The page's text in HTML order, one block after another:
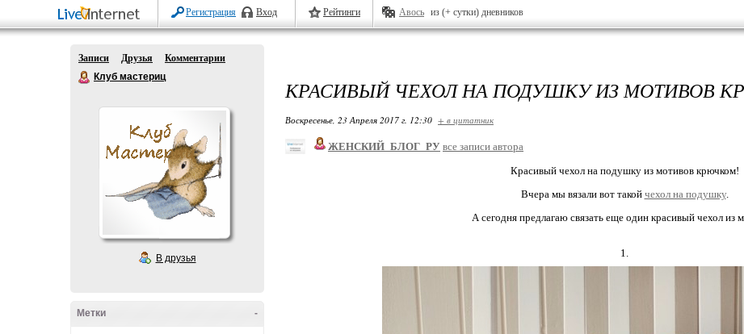
Регистрация Вход Рейтинги Авось из (+ сутки) дневников
Записи Друзья
Комментарии
Клуб мастериц
В друзья
-
Метки
КРАСИВЫЙ ЧЕХОЛ НА ПОДУШКУ ИЗ МОТИВОВ
Воскресенье, 23 Апреля 2017 г. 12:30 + в цитатник
ЖЕНСКИЙ_БЛОГ_РУ все записи автора
Красивый чехол на подушку из мотивов крючком!
Вчера мы вязали вот такой чехол на подушку.
А сегодня предлагаю связать еще один красивый чехол из
1.